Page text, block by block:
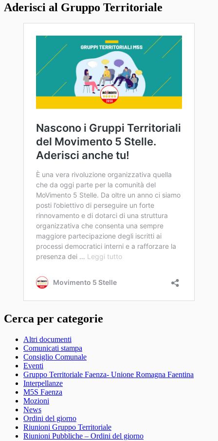
Aderisci al Gruppo Territoriale
Cerca per categorie
Altri documenti
Comunicati stampa
Consiglio Comunale
Eventi
Gruppo Territoriale Faenza- Unione Romagna Faentina
Interpellanze
M5S Faenza
Mozioni
News
Ordini del giorno
Riunioni Gruppo Territoriale
Riunioni Pubbliche – Ordini del giorno